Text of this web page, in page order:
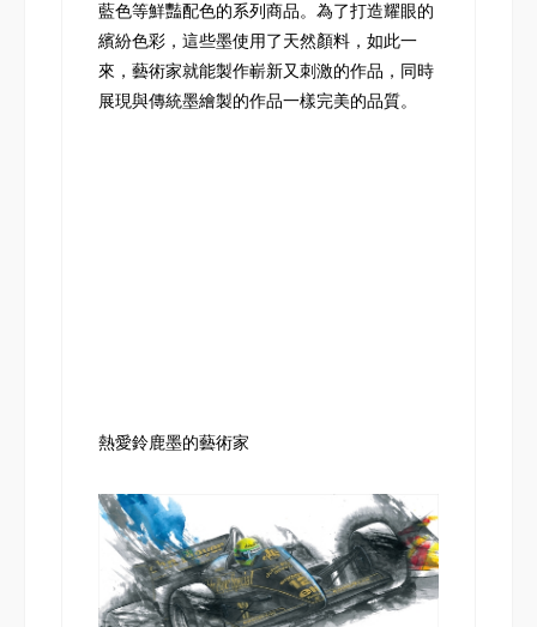
藍色等鮮豔配色的系列商品。為了打造耀眼的
繽紛色彩，這些墨使用了天然顏料，如此一
來，藝術家就能製作嶄新又刺激的作品，同時
展現與傳統墨繪製的作品一樣完美的品質。
熱愛鈴鹿墨的藝術家